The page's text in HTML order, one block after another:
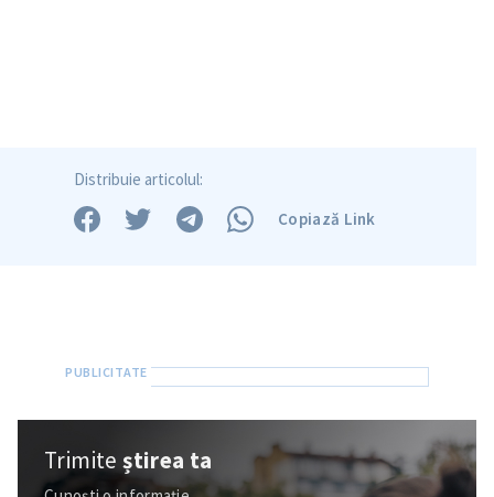
Distribuie articolul:
Copiază Link
Trimiteștirea ta